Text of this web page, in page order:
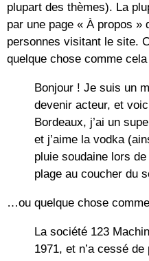
plupart des thèmes). La
par une page « À propos »
personnes visitant le site.
quelque chose comme cela
Bonjour ! Je suis un
devenir acteur, et
Bordeaux, j’ai un
et j’aime la vodka
pluie soudaine lors
plage au coucher du
…ou quelque chose
La société 123
1971, et n’a cessé